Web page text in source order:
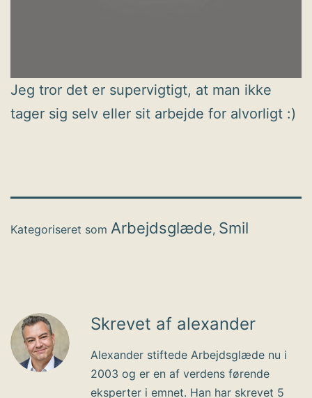
Jeg tror det er supervigtigt, at man ikke
tager sig selv eller sit arbejde for alvorligt :)
Kategoriseret som Arbejdsglæde, Smil
Skrevet af alexander
Alexander stiftede Arbejdsglæde nu i
2003 og er en af verdens førende
eksperter i emnet. Han har skrevet 5